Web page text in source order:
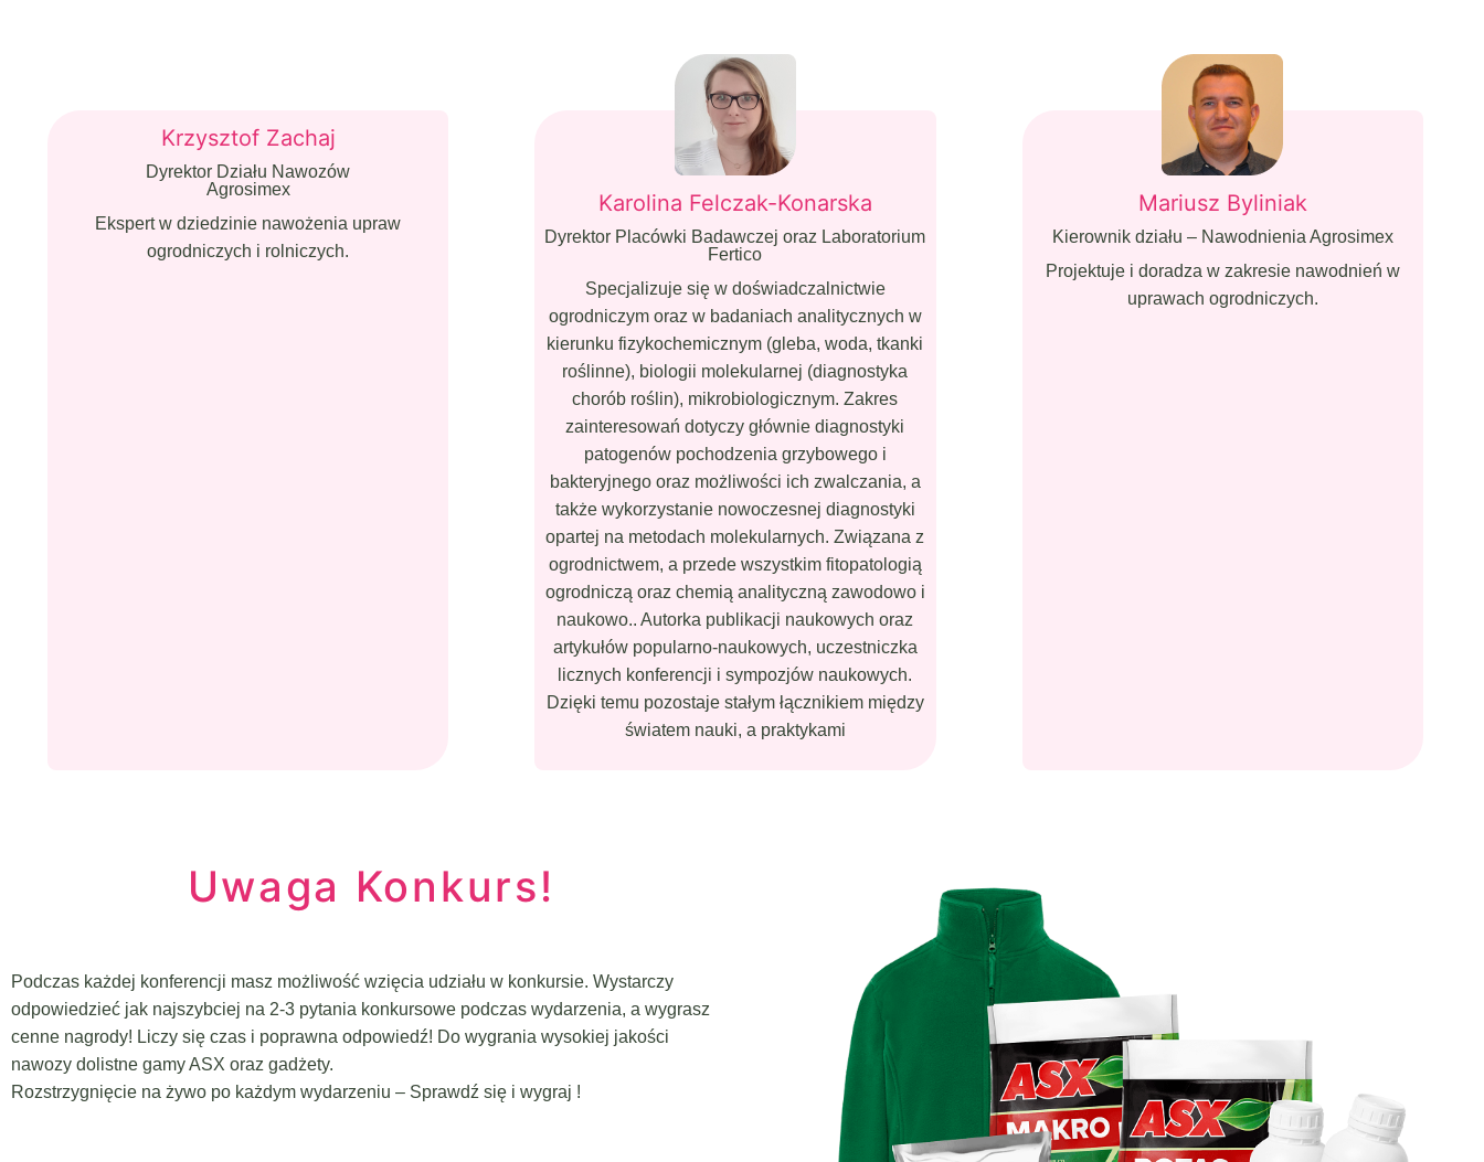
Krzysztof Zachaj
Dyrektor Działu Nawozów
Agrosimex
Ekspert w dziedzinie nawożenia upraw
ogrodniczych i rolniczych.
Karolina Felczak-Konarska
Dyrektor Placówki Badawczej oraz Laboratorium
Fertico
Specjalizuje się w doświadczalnictwie
ogrodniczym oraz w badaniach analitycznych w
kierunku fizykochemicznym (gleba, woda, tkanki
roślinne), biologii molekularnej (diagnostyka
chorób roślin), mikrobiologicznym. Zakres
zainteresowań dotyczy głównie diagnostyki
patogenów pochodzenia grzybowego i
bakteryjnego oraz możliwości ich zwalczania, a
także wykorzystanie nowoczesnej diagnostyki
opartej na metodach molekularnych. Związana z
ogrodnictwem, a przede wszystkim fitopatologią
ogrodniczą oraz chemią analityczną zawodowo i
naukowo.. Autorka publikacji naukowych oraz
artykułów popularno-naukowych, uczestniczka
licznych konferencji i sympozjów naukowych.
Dzięki temu pozostaje stałym łącznikiem między
światem nauki, a praktykami
Mariusz Byliniak
Kierownik działu – Nawodnienia Agrosimex
Projektuje i doradza w zakresie nawodnień w
uprawach ogrodniczych.
Uwaga Konkurs!
Podczas każdej konferencji masz możliwość wzięcia udziału w konkursie. Wystarczy
odpowiedzieć jak najszybciej na 2-3 pytania konkursowe podczas wydarzenia, a wygrasz
cenne nagrody! Liczy się czas i poprawna odpowiedź! Do wygrania wysokiej jakości
nawozy dolistne gamy ASX oraz gadżety.
Rozstrzygnięcie na żywo po każdym wydarzeniu – Sprawdź się i wygraj !